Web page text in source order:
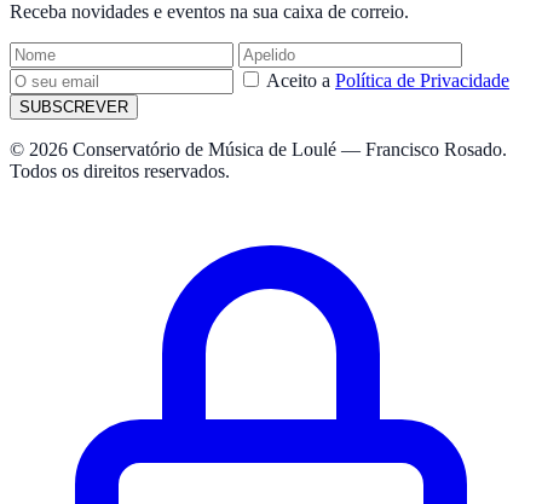
Receba novidades e eventos na sua caixa de correio.
Aceito a Política de Privacidade
SUBSCREVER
© 2026 Conservatório de Música de Loulé — Francisco Rosado.
Todos os direitos reservados.